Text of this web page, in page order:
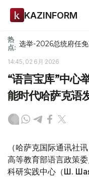
KAZINFORM
热
点: 选举-2026总统府任免
14:45, 02 6月 2026
“语言宝库”中心
能时代哈萨克语
（哈萨克国际通讯社
高等教育部语言政策
科研实践中心（Ш.